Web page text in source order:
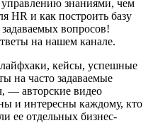
знаниями, чем
HR и как построить базу
вопросов!
на нашем канале.
кейсы, успешные
на часто задаваемые
— авторские видео
и интересны каждому, кто
ее отдельных бизнес-